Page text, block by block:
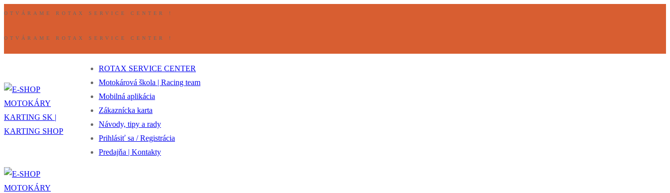
Preskočiť
obsah
Ponuka
Zavrieť
OTVÁRAME ROTAX SERVICE CENTER !
OTVÁRAME ROTAX SERVICE CENTER !
ROTAX SERVICE CENTER
Motokárová škola | Racing team
Mobilná aplikácia
Zákaznícka karta
Návody, tipy a rady
Prihlásiť sa / Registrácia
Predajňa | Kontakty